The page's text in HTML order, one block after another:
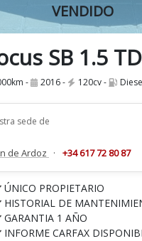
VENDIDO
SB 1.5
- 2016 - 120cv -
sede de
de Ardoz · +34 617 72 80 87
ÚNICO PROPIETARIO
HISTORIAL DE
GARANTIA 1 AÑO
INFORME CARFAX